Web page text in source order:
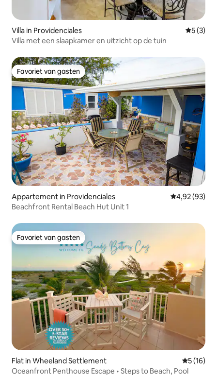
Villa in Providenciales
5 (3)
Villa met een slaapkamer en uitzicht op de tuin
Favoriet van gasten
Favoriet van gasten
Appartement in Providenciales Gemiddelde
4,92 (93)
Beachfront Rental Beach Hut Unit 1
Favoriet van gasten
Favoriet van gasten
Flat in Wheeland Settlement
5 (16)
Oceanfront Penthouse Escape • Steps to Beach, Pool